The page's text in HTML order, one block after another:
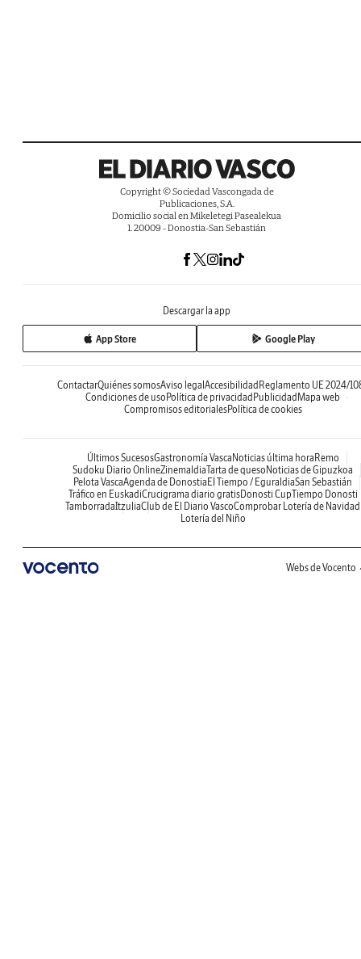
Copyright © Sociedad Vascongada de
Publicaciones, S.A.
Domicilio social en Mikeletegi Pasealekua
1. 20009 - Donostia-San Sebastián
Descargar la app
App Store Google Play
ContactarQuiénes somosAviso legal Accesibilidad Reglamento UE 2024/
Condiciones de uso Política de privacidad Publicidad Mapa web
Compromisos editorialesPolítica de cookies
Últimos SucesosGastronomía Vasca Noticias última hora Remo
Sudoku Diario OnlineZinemaldiaTarta de queso Noticias de Gipuzkoa
Pelota VascaAgenda de Donostia El Tiempo / EguraldiaSan Sebastián
Tráfico en EuskadiCrucigrama diario gratisDonosti CupTiempo Donosti
TamborradaItzuliaClub de El Diario VascoComprobar Lotería de Navidad
Lotería del Niño
Webs de Vocento